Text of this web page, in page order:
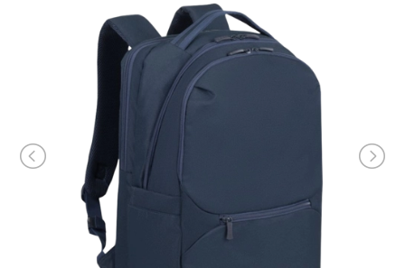
اپل واچ
لوازم جانبی
صدا و تصویر
قیمت روز
محصولات کارکرده